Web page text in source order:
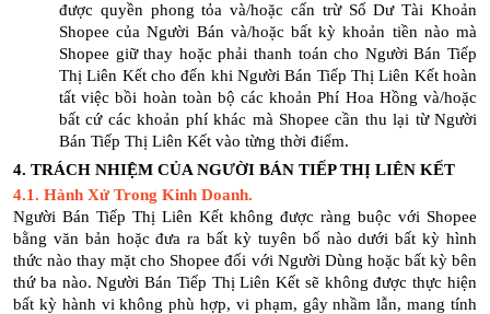
được quyền phong tỏa và/hoặc cấn trừ Số Dư Tài Khoản
Shopee của Người Bán và/hoặc bất kỳ khoản tiền nào mà
Shopee giữ thay hoặc phải thanh toán cho Người Bán Tiếp
Thị Liên Kết cho đến khi Người Bán Tiếp Thị Liên Kết hoàn
tất việc bồi hoàn toàn bộ các khoản Phí Hoa Hồng và/hoặc
bất cứ các khoản phí khác mà Shopee cần thu lại từ Người
Bán Tiếp Thị Liên Kết vào từng thời điểm.
4. TRÁCH NHIỆM CỦA NGƯỜI BÁN TIẾP THỊ LIÊN KẾT
4.1. Hành Xử Trong Kinh Doanh.
Người Bán Tiếp Thị Liên Kết không được ràng buộc với Shopee
bằng văn bản hoặc đưa ra bất kỳ tuyên bố nào dưới bất kỳ hình
thức nào thay mặt cho Shopee đối với Người Dùng hoặc bất kỳ bên
thứ ba nào. Người Bán Tiếp Thị Liên Kết sẽ không được thực hiện
bất kỳ hành vi không phù hợp, vi phạm, gây nhầm lẫn, mang tính